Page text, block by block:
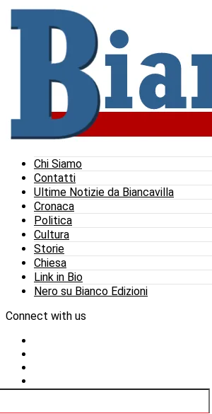
Chi Siamo
Contatti
Ultime Notizie da Biancavilla
Cronaca
Politica
Cultura
Storie
Chiesa
Link in Bio
Nero su Bianco Edizioni
Connect with us